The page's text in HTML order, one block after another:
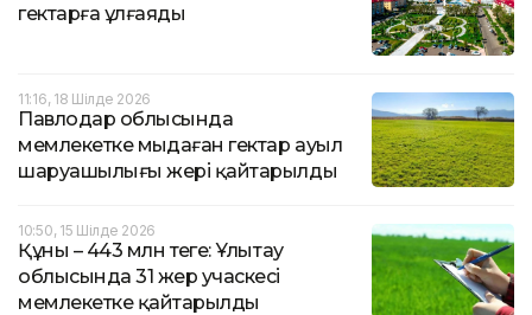
гектарға ұлғаяды
11:16, 18 Шілде 2026
Павлодар облысында
мемлекетке мыңдаған гектар ауыл
шаруашылығы жері қайтарылды
10:50, 15 Шілде 2026
Құны – 443 млн теңге: Ұлытау
облысында 31 жер учаскесі
мемлекетке қайтарылды